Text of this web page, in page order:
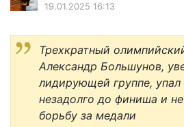
19.01.2025 16:13
Трехкратный
Александр Большунов,
лидирующей группе, упал
незадолго до финиша и
борьбу за медали